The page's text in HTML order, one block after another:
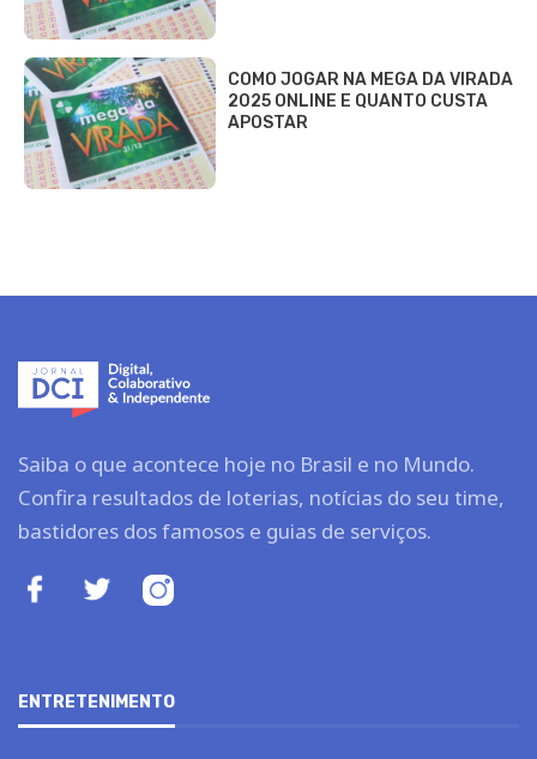
COMO JOGAR NA MEGA DA VIRADA
2025 ONLINE E QUANTO CUSTA
APOSTAR
Saiba o que acontece hoje no Brasil e no Mundo.
Confira resultados de loterias, notícias do seu time,
bastidores dos famosos e guias de serviços.
ENTRETENIMENTO